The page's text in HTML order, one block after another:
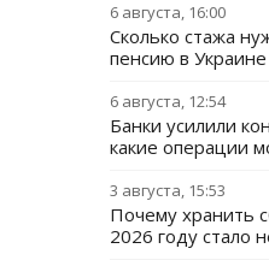
6 августа, 16:00
Сколько стажа
пенсию в
6 августа, 12:54
Банки усилили
какие операции
3 августа, 15:53
Почему хранить
2026 году стало